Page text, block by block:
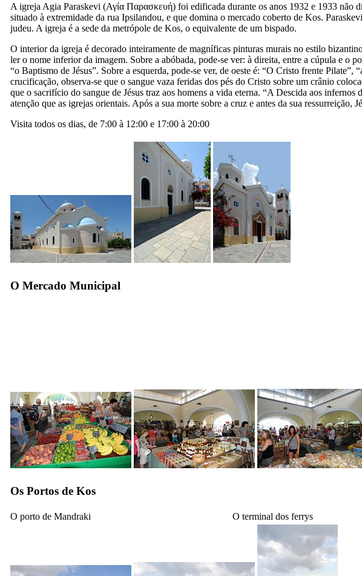
A igreja Agia Paraskevi (Αγία Παρασκευή) foi edificada durante os anos 1932 e 1933 não
situado à extremidade da rua Ipsilandou, e que domina o mercado coberto de Kos.
judeu. A igreja é a sede da metrópole de Kos, o equivalente de um bispado.
O interior da igreja é decorado inteiramente de magníficas pinturas murais no estilo
ler o nome inferior da imagem. Sobre a abóbada, pode-se ver: à direita, entre a cúpula e o
“o Baptismo de Jésus”. Sobre a esquerda, pode-se ver, de oeste é: “O Cristo frente Pilate”,
crucificação, observa-se que o sangue vaza feridas dos pés do Cristo sobre um crânio
que o sacrifício do sangue de Jésus traz aos homens a vida eterna. “A Descida aos infernos
atenção que as igrejas orientais. Após a sua morte sobre a cruz e antes da sua
Visita todos os dias, de 7:00 à 12:00 e 17:00 à 20:00
O Mercado Municipal
Os Portos de Kos
O porto de Mandraki O terminal dos ferrys